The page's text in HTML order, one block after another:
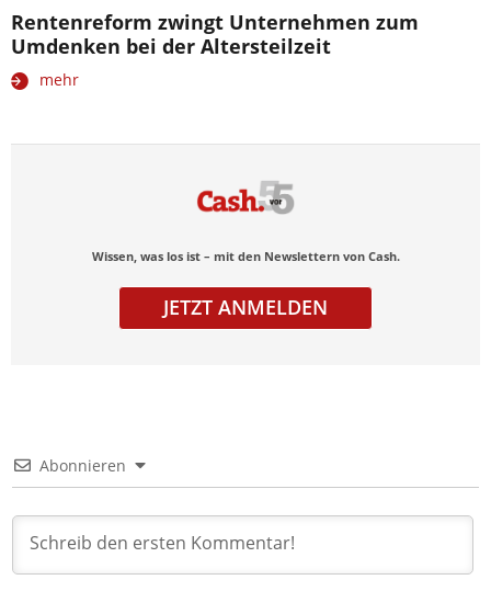
Rentenreform zwingt Unternehmen zum
Umdenken bei der Altersteilzeit
mehr
Wissen, was los ist – mit den Newslettern von Cash.
JETZT ANMELDEN
Abonnieren